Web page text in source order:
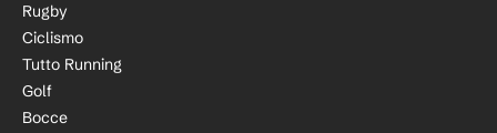
Rugby
Ciclismo
Tutto Running
Golf
Bocce